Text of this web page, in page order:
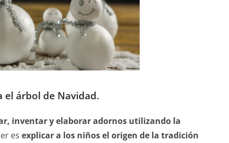
el árbol de Navidad.
inventar y elaborar adornos utilizando la
es explicar a los niños el origen de la tradición